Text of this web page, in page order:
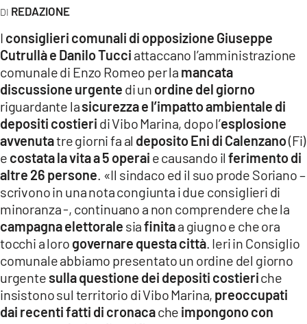
LACPLAY.IT
LACTV.IT
LACONAIR.IT
LACITYMAG.IT
ILREGGINO.IT
COSENZACHANNEL.IT
ILVIBONESE.IT
CATANZAROCHANNEL.IT
LACAPITALENEWS.IT
App
ANDROID
REDAZIONE
I consiglieri comunali di opposizione Giuseppe
Cutrullà e Danilo Tucci attaccano l’amministrazione
comunale di Enzo Romeo per la mancata
discussione urgente di un ordine del giorno
riguardante lasicurezza e l’impatto ambientale di
depositi costieri di Vibo Marina, dopo l’esplosione
avvenutatre giorni fa al deposito Eni di Calenzano(Fi)
e costata la vita a 5 operai e causando ilferimento di
altre 26 persone. «Il sindaco ed il suo prode Soriano –
scrivono in una nota congiunta i due consiglieri di
minoranza -, continuano a non comprendere che la
campagna elettorale siafinitaa giugno e che ora
tocchi a loro governare questa città. Ieri in Consiglio
comunale abbiamo presentato un ordine del giorno
urgente sulla questione dei depositi costieriche
insistono sul territorio di Vibo Marina, preoccupati
dai recenti fatti di cronacache impongono con